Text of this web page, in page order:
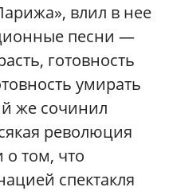
влил в нее
песни —
готовность
умирать
же сочинил
революция
о том, что
спектакля